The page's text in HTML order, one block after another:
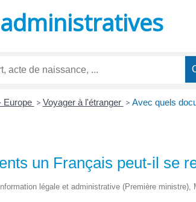
Europe > Voyager à l'étranger > Avec quels
un Français peut-il se
légale et administrative (Première